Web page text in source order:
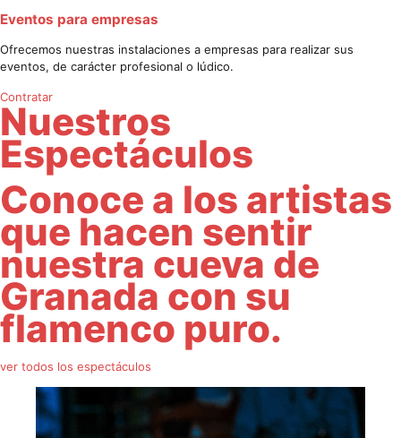
Eventos para empresas
Ofrecemos nuestras instalaciones a empresas para realizar sus
eventos, de carácter profesional o lúdico.
Contratar
Nuestros
Espectáculos
Conoce a los artistas
que hacen sentir
nuestra cueva de
Granada con su
flamenco puro.
ver todos los espectáculos